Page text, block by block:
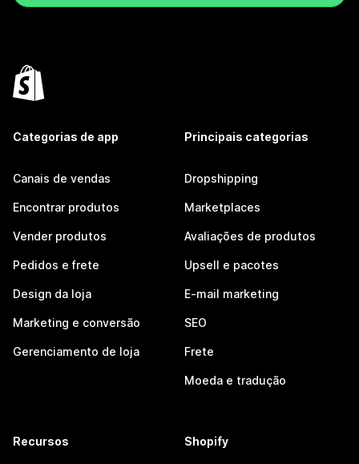
Categorias de app
Canais de vendas
Encontrar produtos
Vender produtos
Pedidos e frete
Design da loja
Marketing e conversão
Gerenciamento de loja
Principais categorias
Dropshipping
Marketplaces
Avaliações de produtos
Upsell e pacotes
E-mail marketing
SEO
Frete
Moeda e tradução
Recursos Shopify